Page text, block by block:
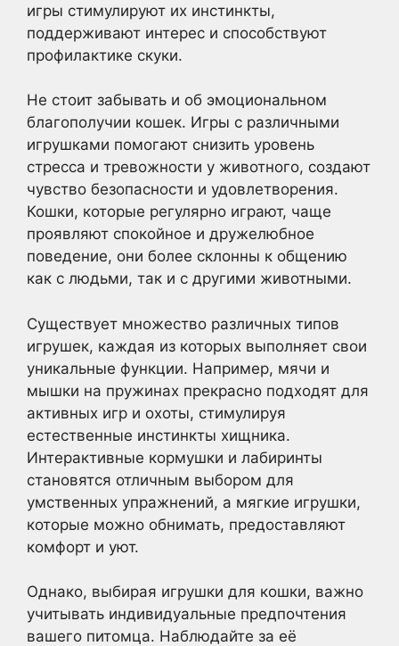
игры стимулируют их инстинкты,
поддерживают интерес и способствуют
профилактике скуки.
Не стоит забывать и об эмоциональном
благополучии кошек. Игры с различными
игрушками помогают снизить уровень
стресса и тревожности у животного, создают
чувство безопасности и удовлетворения.
Кошки, которые регулярно играют, чаще
проявляют спокойное и дружелюбное
поведение, они более склонны к общению
как с людьми, так и с другими животными.
Существует множество различных типов
игрушек, каждая из которых выполняет свои
уникальные функции. Например, мячи и
мышки на пружинах прекрасно подходят для
активных игр и охоты, стимулируя
естественные инстинкты хищника.
Интерактивные кормушки и лабиринты
становятся отличным выбором для
умственных упражнений, а мягкие игрушки,
которые можно обнимать, предоставляют
комфорт и уют.
Однако, выбирая игрушки для кошки, важно
учитывать индивидуальные предпочтения
вашего питомца. Наблюдайте за её